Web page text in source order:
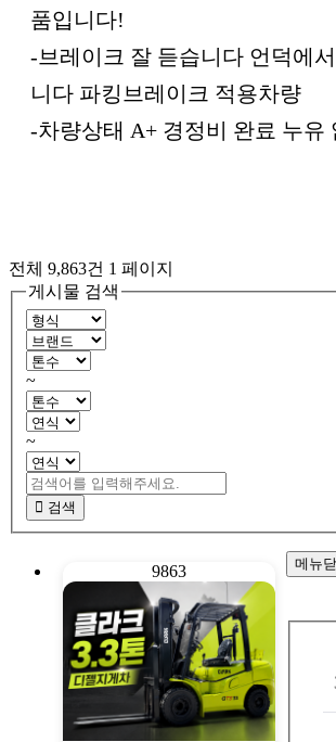
품입니다!
-브레이크 잘 듣습니다 언덕에
니다 파킹브레이크 적용차량
-차량상태 A+ 경정비 완료 누유
전체 9,863건 1 페이지
게시물 검색
~
~
검색
9863 메뉴
회